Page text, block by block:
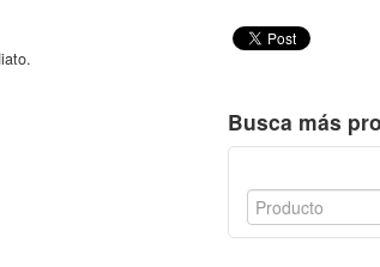
Busca más